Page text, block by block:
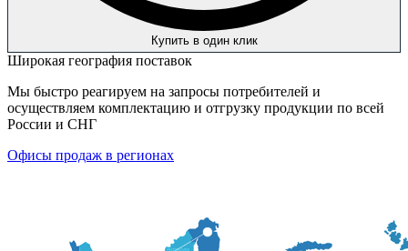
Купить в один клик
Широкая география поставок
Мы быстро реагируем на запросы потребителей и
осуществляем комплектацию и отгрузку продукции по всей
России и СНГ
Офисы продаж в регионах